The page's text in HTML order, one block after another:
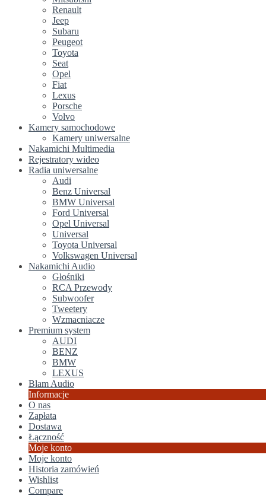
Renault
Jeep
Subaru
Peugeot
Toyota
Seat
Opel
Fiat
Lexus
Porsche
Volvo
Kamery samochodowe
Kamery uniwersalne
Nakamichi Multimedia
Rejestratory wideo
Radia uniwersalne
Audi
Benz Universal
BMW Universal
Ford Universal
Opel Universal
Universal
Toyota Universal
Volkswagen Universal
Nakamichi Audio
Głośniki
RCA Przewody
Subwoofer
Tweetery
Wzmacniacze
Premium system
AUDI
BENZ
BMW
LEXUS
Blam Audio
Informacje
O nas
Zapłata
Dostawa
Łączność
Moje konto
Moje konto
Historia zamówień
Wishlist
Compare